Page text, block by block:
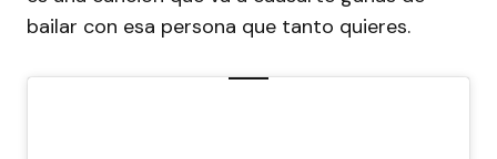
bailar con esa persona que tanto quieres.